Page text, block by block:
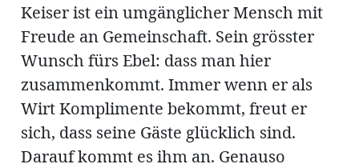
Keiser ist ein umgänglicher Mensch mit
Freude an Gemeinschaft. Sein grösster
Wunsch fürs Ebel: dass man hier
zusammenkommt. Immer wenn er als
Wirt Komplimente bekommt, freut er
sich, dass seine Gäste glücklich sind.
Darauf kommt es ihm an. Genauso